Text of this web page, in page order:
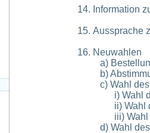
Information
Aussprache
Neuwahlen
a)
b)
c) Wahl
i) Wahl
ii) Wahl
iii) Wahl
d) Wahl